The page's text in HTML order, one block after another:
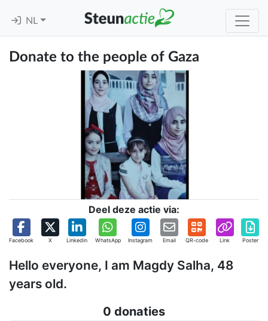
NL
Donate to the people of Gaza
Deel deze actie via:
Facebook X Linkedin WhatsApp Instagram Email QR-code Link Poster
Hello everyone, I am Magdy Salha, 48
years old.
0 donaties